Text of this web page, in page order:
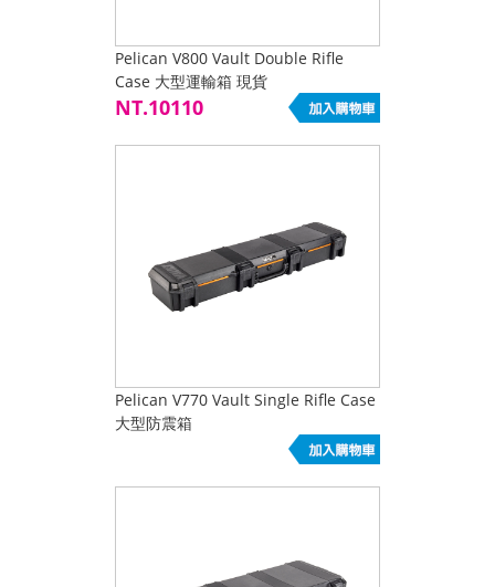
Pelican V800 Vault Double Rifle
Case 大型運輸箱 現貨
NT.10110
Pelican V770 Vault Single Rifle Case
大型防震箱